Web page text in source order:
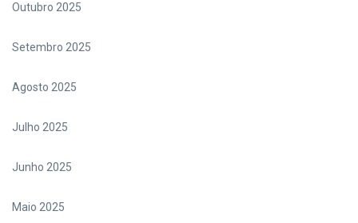
Outubro 2025
Setembro 2025
Agosto 2025
Julho 2025
Junho 2025
Maio 2025